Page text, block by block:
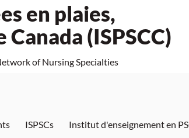
en plaies,
(ISPSCC)
of Nursing Specialties
ISPSCs Institut d'enseignement en